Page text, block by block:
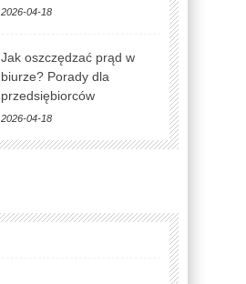
2026-04-18
Jak oszczędzać prąd w
biurze? Porady dla
przedsiębiorców
2026-04-18